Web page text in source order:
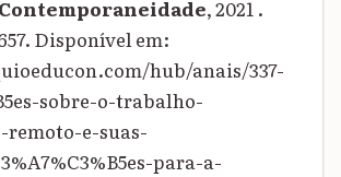
, 2021 .
Disponível em:
hub/anais/337-
sobre-o-trabalho-
e-suas-
para-a-